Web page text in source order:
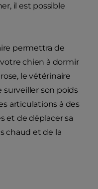
il est possible
permettra de
chien à dormir
le vétérinaire
son poids
articulations à des
et de déplacer sa
chaud et de la